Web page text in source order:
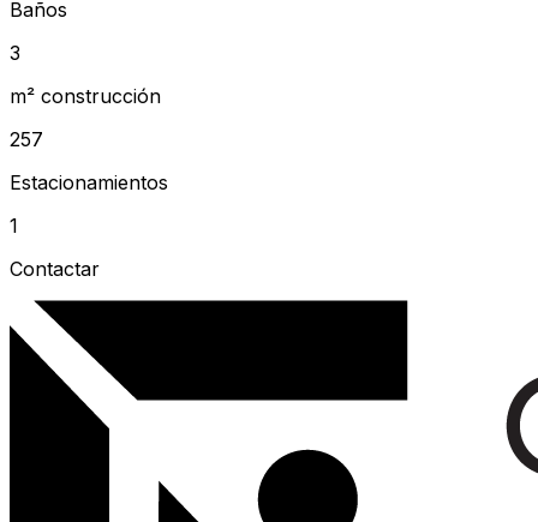
Baños
3
m² construcción
257
Estacionamientos
1
Contactar